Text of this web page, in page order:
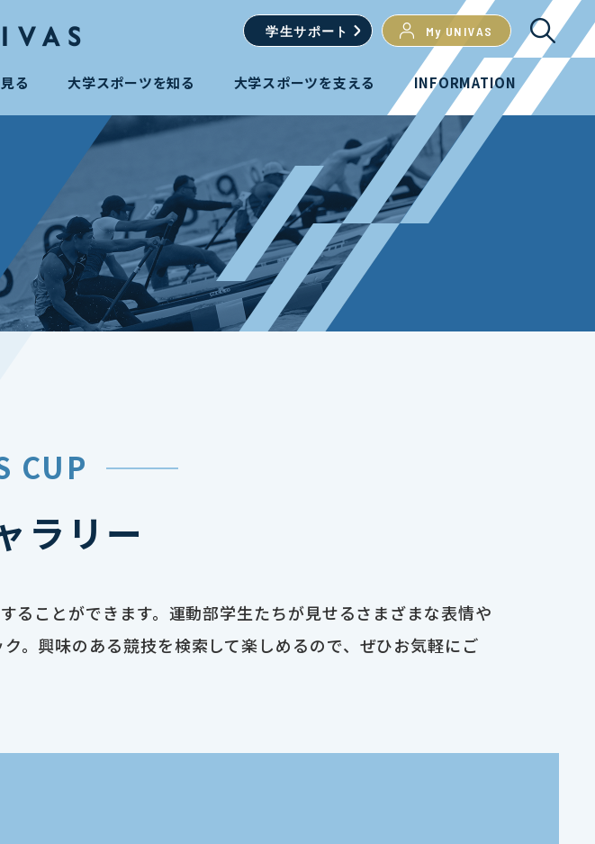
学生サポート My UNIVAS
る 大学スポーツを知る 大学スポーツを支える INFORMATION
CUP
ラリー
ことができます。運動部学生たちが見せるさまざまな表情や
。興味のある競技を検索して楽しめるので、ぜひお気軽にご